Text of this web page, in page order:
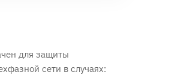
для защиты
сети в случаях: